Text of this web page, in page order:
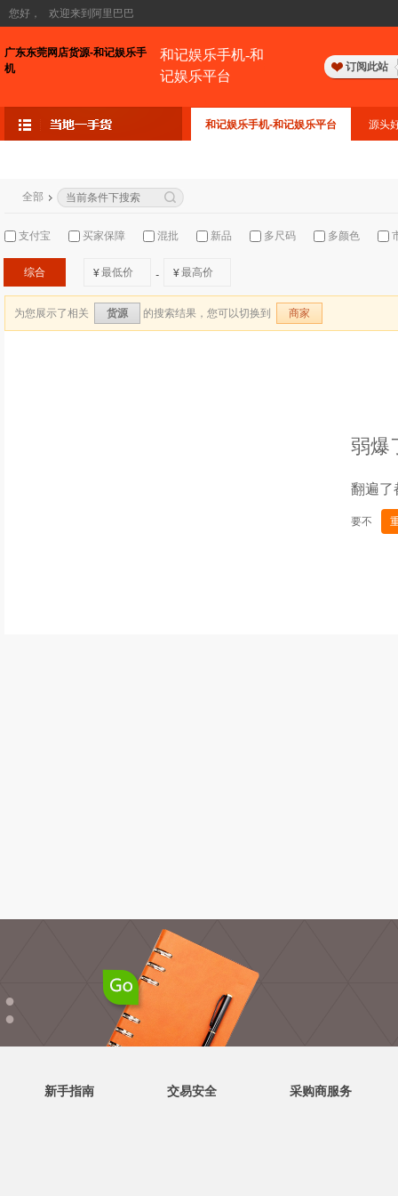
您好， 欢迎来到阿里巴巴
广东东莞网店货源-和记娱乐手
机
和记娱乐手机-和
记娱乐平台
订阅此站
和记娱乐手机-和记娱乐平台 源头
全部
支付宝 买家保障 混批 新品 多尺码 多颜色
综合 ¥ - ¥
为您展示了相关 货源 的搜索结果，您可以切换到 商家
弱爆
翻遍了
要不
●
●
新手指南 交易安全 采购商服务